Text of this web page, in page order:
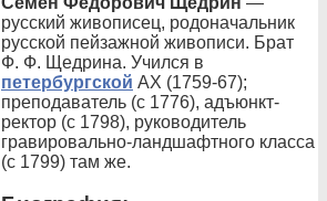
русский живописец, родоначальник
русской пейзажной живописи. Брат
Ф. Ф. Щедрина. Учился в
петербургской АХ (1759-67);
преподаватель (с 1776), адъюнкт-
ректор (с 1798), руководитель
гравировально-ландшафтного класса
(с 1799) там же.